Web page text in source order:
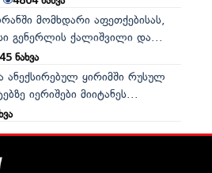
მომხდარი აფეთქებისას,
გენერლის ქალიშვილი და...
ნახვა
ანექსირებულ ყირიმში რუსულ
იერიშები მიიტანეს...